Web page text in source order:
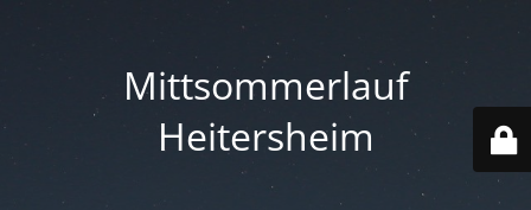
Mittsommerlauf
Heitersheim